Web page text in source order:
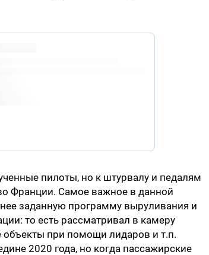
#ATTOL
пилоты, но к штурвалу и педалям
Франции. Самое важное в данной
заданную программу выруливания и
то есть рассматривал в камеру
при помощи лидаров и т.п.
2020 года, но когда пассажирские